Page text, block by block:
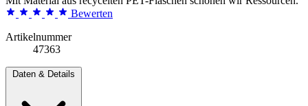
Bewerten
Artikelnummer
47363
Daten & Details